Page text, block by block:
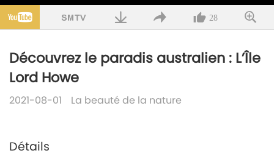
28
Découvrez le paradis australien : L’Île
Lord Howe
2021-08-01 La beauté de la nature
Détails